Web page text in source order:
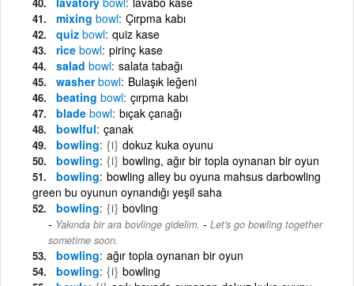
mixing bowl Çırpma kabı
quiz bowl quiz kase
rice bowl pirinç kase
salad bowl salata tabağı
washerbowl Bulaşık leğeni
beating bowl çırpma kabı
blade bowl bıçak çanağı
bowlful çanak
bowling {i} dokuz kuka oyunu
bowling {i} bowling, ağır bir topla oynanan bir oyun
bowling bowling alley bu oyuna mahsus darbowling
green bu oyunun oynandığı yeşil saha
bowling {i} bovling
Yakında bir ara bovlinge gidelim. - Let's go bowling together
sometime soon.
bowling ağır topla oynanan bir oyun
bowling {i} bowling